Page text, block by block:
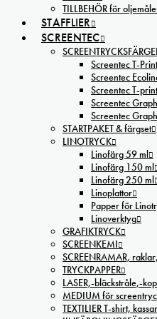
TILLBEHÖR för
STAFFLIER
SCREENTEC
Screentec T-
Screentec
Screentec T-
Screentec
Screentec
STARTPAKET & färgset
LINOTRYCK
Linofärg 59 ml
Linofärg 150 ml
Linofärg 250 ml
Linoplattor
Papper för
Linoverktyg
GRAFIKTRYCK
SCREENKEMI
SCREENRAMAR,
TRYCKPAPPER
LASER,-bläckstråle,-
MEDIUM för
TEXTILIER T-shirt, kassar